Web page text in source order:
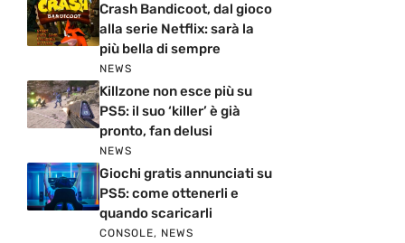
Crash Bandicoot, dal gioco
alla serie Netflix: sarà la
più bella di sempre
NEWS
Killzone non esce più su
PS5: il suo ‘killer’ è già
pronto, fan delusi
NEWS
Giochi gratis annunciati su
PS5: come ottenerli e
quando scaricarli
CONSOLE, NEWS